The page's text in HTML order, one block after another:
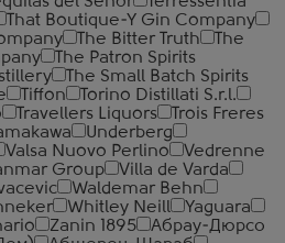
That Boutique-Y Gin Company
The Bitter Truth
The
The Patron Spirits
The Small Batch Spirits
Tiffon
Torino Distillati S.r.l.
Travellers Liquors
Trois Freres
Underberg
Valsa Nuovo Perlino
Vedrenne
Group
Villa de Varda
Waldemar Behn
Whitley Neill
Yaguara
Zanin 1895
Абрау-Дюрсо